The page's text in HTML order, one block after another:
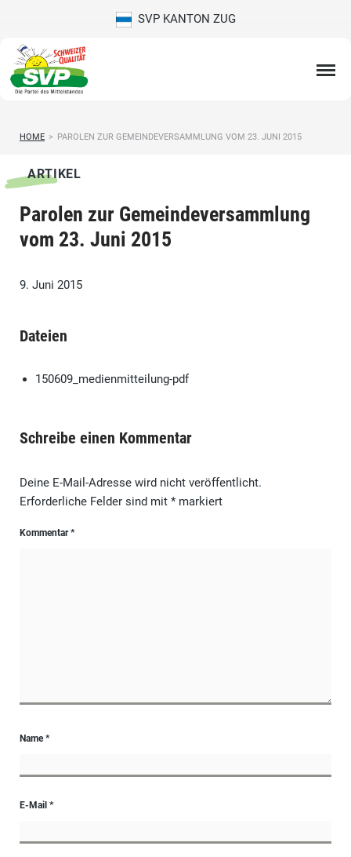
SVP KANTON ZUG
HOME > PAROLEN ZUR GEMEINDEVERSAMMLUNG VOM 23. JUNI 2015
ARTIKEL
Parolen zur Gemeindeversammlung
vom 23. Juni 2015
9. Juni 2015
Dateien
150609_medienmitteilung-pdf
Schreibe einen Kommentar
Deine E-Mail-Adresse wird nicht veröffentlicht.
Erforderliche Felder sind mit *markiert
Kommentar*
Name*
E-Mail *